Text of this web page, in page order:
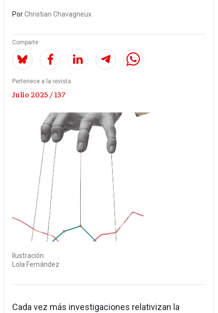
PorChristian Chavagneux
Comparte
Pertenece a la revista
Julio 2025 / 137
Ilustración
Lola Fernández
Cada vez más investigaciones relativizan la